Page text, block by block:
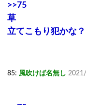
>>75
草
立てこもり犯かな？
85: 風吹けば名無し